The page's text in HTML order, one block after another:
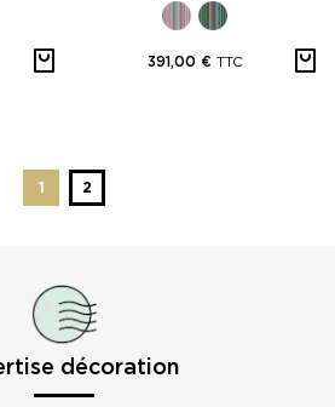
391,00 € TTC
1 2
décoration